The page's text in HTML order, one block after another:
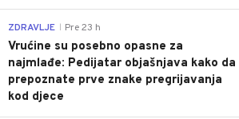
ZDRAVLJE Pre 23 h
Vrućine su posebno opasne za
najmlađe: Pedijatar objašnjava kako da
prepoznate prve znake pregrijavanja
kod djece